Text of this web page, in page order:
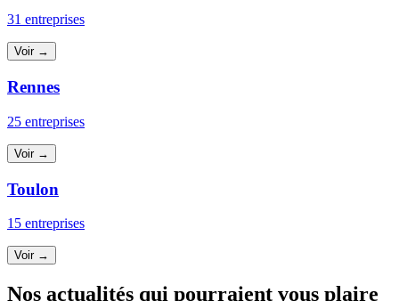
31 entreprises
Voir →
Rennes
25 entreprises
Voir →
Toulon
15 entreprises
Voir →
Nos actualités qui pourraient vous plaire